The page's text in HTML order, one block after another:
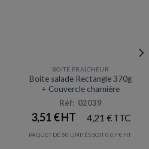
Prix en baisse
BOITE FRAÎCHEUR
Boite salade Rectangle 370g
+ Couvercle charnière
Réf: 02039
3,51 € 4,21 €
PAQUET DE 50 UNITÉS SOIT0,07 €